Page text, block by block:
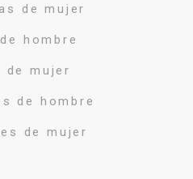
de mujer
hombre
de mujer
de hombre
de mujer